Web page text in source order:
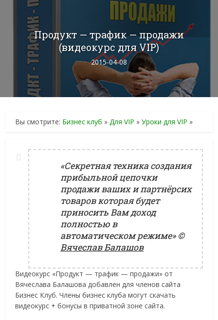
Продукт — трафик — продажи
(видеокурс для VIP)
2015-04-08
Вы смотрите: Бизнес клуб »Для VIP »Уроки для VIP »
«Секретная техника создания
прибыльной цепочки
продажи ваших и партнёрсих
товаров которая будет
приносить Вам доход
полностью в
автоматическом режиме»©
Вячеслав Балашов
Видеокурс «Продукт — трафик — продажи» от
Вячеслава Балашова добавлен для членов сайта
Бизнес Клуб. Члены бизнес клуба могут скачать
видеокурс + бонусы в приватной зоне сайта.